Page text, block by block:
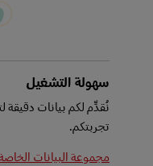
سهولة التشغيل
نُقدِّم لكم بيانات دقيقة
تجربتكم.
مجموعة البيانات